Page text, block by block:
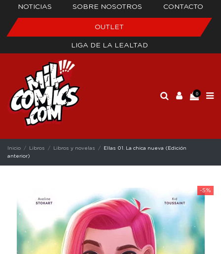
NOTICIAS SOBRE NOSOTROS CONTACTO
OUTLET
LIGA DE LA LEALTAD
0
Inicio Libros Libros y novelas
Ellas 01. La chica nueva (Edición
anterior)
-5%